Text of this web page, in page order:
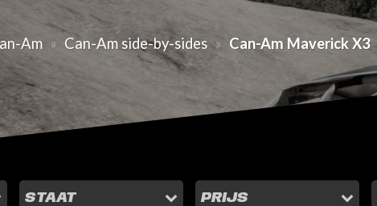
Am » Can-Am side-by-sides » Can-Am Maverick X3
STAAT PRIJS